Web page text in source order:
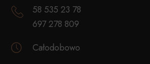
58 535 23 78
697 278 809
Całodobowo